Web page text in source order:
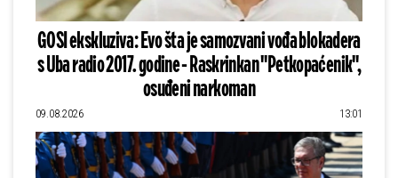
GOSI ekskluziva: Evo šta je samozvani vođa blokadera
s Uba radio 2017. godine - Raskrinkan "Petkopaćenik",
osuđeni narkoman
09.08.2026 13:01